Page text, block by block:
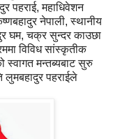
पहराई, महाधिवेशन
नेपाली, स्थानीय
घम, चक्र सुन्दर काउछा
विविध सांस्कृतीक
स्वागत मन्तब्यबाट सुरु
लुमबहादुर पहराईले